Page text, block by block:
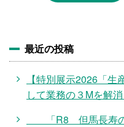
最近の投稿
【特別展示2026「
して業務の３Mを解
「R8 但馬長寿の